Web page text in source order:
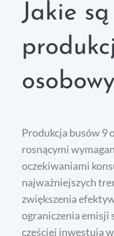
Jakie
Produkcja busów 9
rosnącymi
oczekiwaniami
najważniejszych
zwiększenia
ograniczenia emisji
częściej inwestują